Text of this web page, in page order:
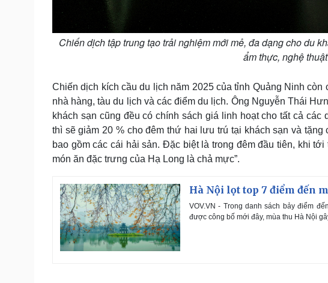
Chiến dịch tập trung tạo trải nghiệm mới mẻ, đa dạng cho du
ẩm thực, nghệ
Chiến dịch kích cầu du lịch năm 2025 của tỉnh Quảng Ninh
nhà hàng, tàu du lịch và các điểm du lịch. Ông Nguyễn Thái
khách sạn cũng đều có chính sách giá linh hoạt cho tất cả
thì sẽ giảm 20 % cho đêm thứ hai lưu trú tại khách sạn và
bao gồm các cái hải sản. Đặc biệt là trong đêm đầu tiên, khi
món ăn đặc trưng của Hạ Long là chả mực”.
Hà Nội lọt top 7 điểm đến
VOV.VN - Trong danh sách bảy điểm
được công bố mới đây, mùa thu Hà Nội